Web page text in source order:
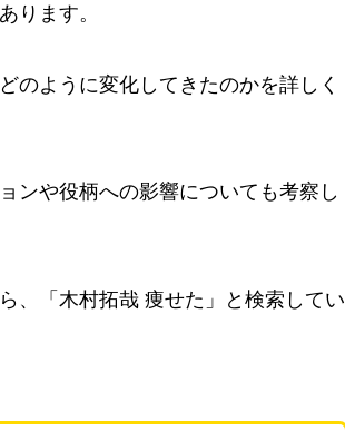
ります。
のように変化してきたのかを詳しく
ンや役柄への影響についても考察し
、「木村拓哉 痩せた」と検索してい